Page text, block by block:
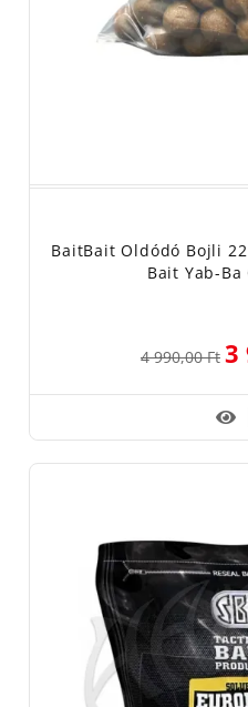
BaitBait Oldódó Bojli
Bait Yab-
4 990,00 Ft 3